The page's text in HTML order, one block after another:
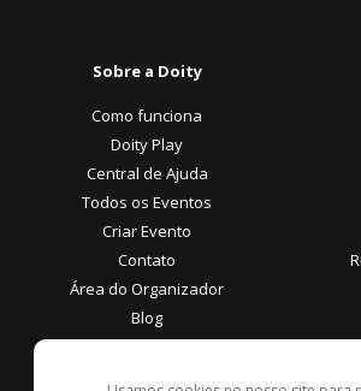
Sobre a Doity
Como funciona
Doity Play
Central de Ajuda
Todos os Eventos
Criar Evento
Contato
Área do Organizador
Blog
Área do Participante Formas